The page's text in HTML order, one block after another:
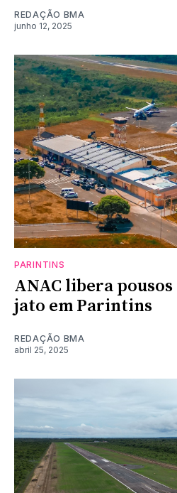
REDAÇÃO BMA
junho 12, 2025
PARINTINS
ANAC libera pousos
jato em Parintins
REDAÇÃO BMA
abril 25, 2025